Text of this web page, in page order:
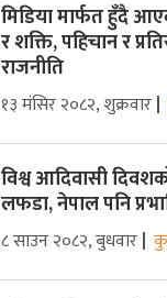
मिडिया मार्फत हुँदै
र शक्ति, पहिचान र
राजनीति
१३ मंसिर २०८२, शुक्रवार
विश्व आदिवासी
लफडा, नेपाल पनि
८ साउन २०८२, बुधवार